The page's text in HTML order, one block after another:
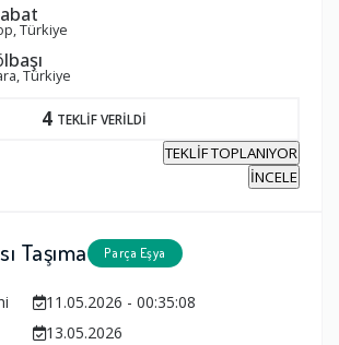
Türkiye
Türkiye
4 TEKLİF VERİLDİ
TEKLİF TOPLANIYOR
İNCELE
Taşıma Parça Eşya
11.05.2026 - 00:35:08
13.05.2026